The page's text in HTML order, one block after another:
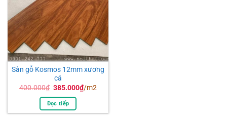
Sàn gỗ Kosmos 12mm xương
cá
400.000₫ Giá
là:
400.000₫.
385.000₫Giá
hiện
385.000₫.
/m2
Đọc tiếp